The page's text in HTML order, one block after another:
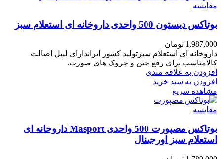
مقایسه
بوتاکس دیستون 500 واحدی داروخانه ای استعلام سبز
1,987,000 تومان
داروخانه ای استعلام سبزتولید کشور ایراندارای لیبل اصالت
کالامناسب برای رفع چین و چروک های صورت.
افزودن به علاقه مندی
افزودن به سبد خرید
مشاهده سریع
مقایسه
بوتاکس مصپورت 500 واحدی Masport داروخانه ای
استعلام سبز اورجینال